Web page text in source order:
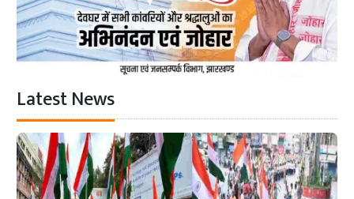
Latest News